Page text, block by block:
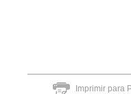
Imprimir para